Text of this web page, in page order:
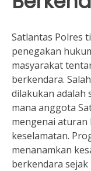
Satlantas Polres
penegakan
masyarakat
berkendara.
dilakukan adalah
mana anggota
mengenai
keselamatan.
menanamkan
berkendara sejak